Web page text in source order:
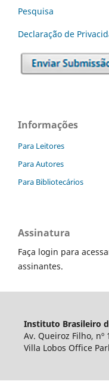
Pesquisa
Declaraç˜ão de
Informações
Para Leitores
Para Autores
Para Bibliotecários
Assinatura
Faça login para
assinantes.
Instituto Brasileiro
Av. Queiroz Filho, nº
Villa Lobos Office